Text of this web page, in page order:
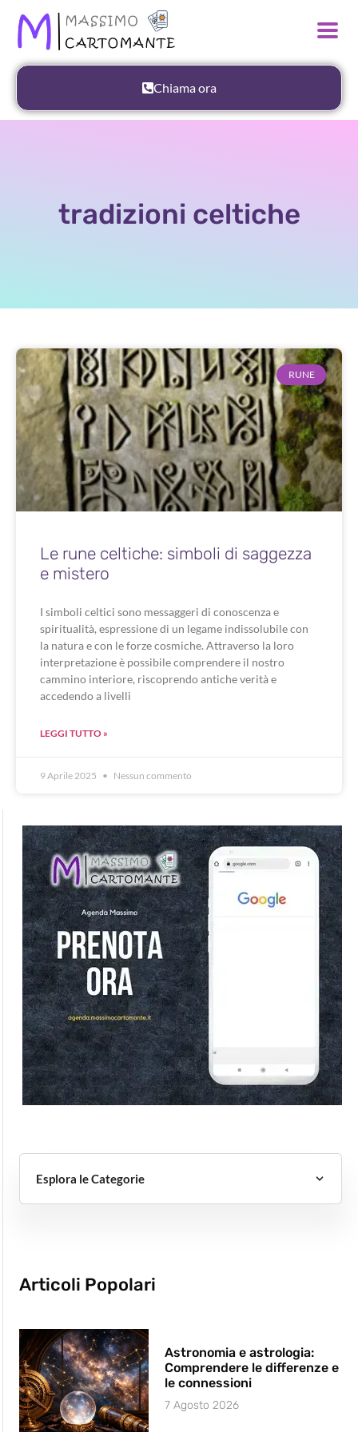
Chiama ora
tradizioni celtiche
RUNE
Le rune celtiche: simboli di saggezza
e mistero
I simboli celtici sono messaggeri di conoscenza e
spiritualità, espressione di un legame indissolubile con
la natura e con le forze cosmiche. Attraverso la loro
interpretazione è possibile comprendere il nostro
cammino interiore, riscoprendo antiche verità e
accedendo a livelli
LEGGI TUTTO »
9 Aprile 2025 Nessun commento
Esplora le Categorie
Articoli Popolari
Astronomia e astrologia:
Comprendere le differenze e
le connessioni
7 Agosto 2026